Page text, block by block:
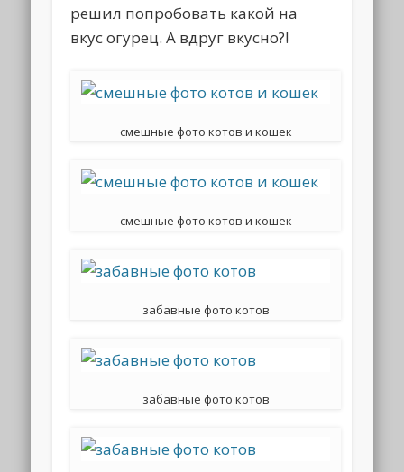
решил попробовать какой на
вкус огурец. А вдруг вкусно?!
смешные фото котов и кошек
смешные фото котов и кошек
забавные фото котов
забавные фото котов